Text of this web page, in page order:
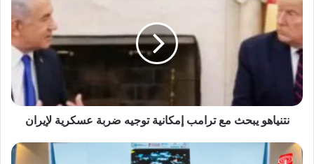
نتنياهو يبحث مع ترامب إمكانية توجيه ضربة عسكرية لإيران